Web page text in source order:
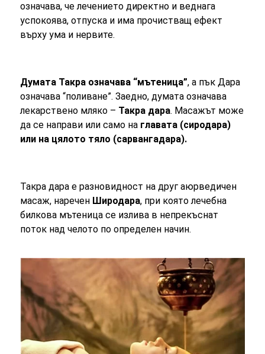
означава, че лечението директно и веднага
успокоява, отпуска и има прочистващ ефект
върху ума и нервите.
Думата Такра означава “мътеница”, а пък Дара
означава “поливане”. Заедно, думата означава
лекарствено мляко – Такра дара. Масажът може
да се направи или само на главата (сиродара)
или на цялото тяло (сарвангадара).
Такра дара е разновидност на друг аюрведичен
масаж, наречен Широдара, при която лечебна
билкова мътеница се излива в непрекъснат
поток над челото по определен начин.